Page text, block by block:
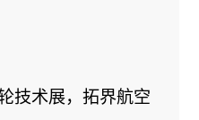
技术展，拓界航空